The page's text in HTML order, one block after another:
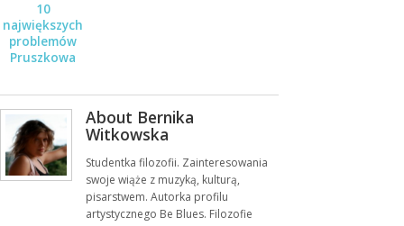
10
największych
problemów
Pruszkowa
About Bernika
Witkowska
Studentka filozofii. Zainteresowania
swoje wiąże z muzyką, kulturą,
pisarstwem. Autorka profilu
artystycznego Be Blues. Filozofie